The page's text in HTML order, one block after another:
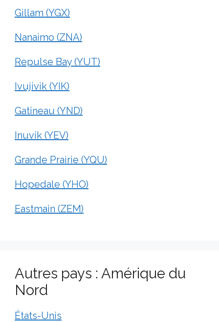
Gillam (YGX)
Nanaimo (ZNA)
Repulse Bay (YUT)
Ivujivik (YIK)
Gatineau (YND)
Inuvik (YEV)
Grande Prairie (YQU)
Hopedale (YHO)
Eastmain (ZEM)
Autres pays : Amérique du
Nord
États-Unis